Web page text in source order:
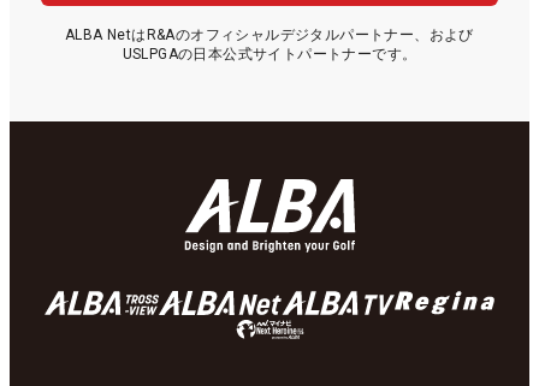
ALBA NetはR&Aのオフィシャルデジタルパートナー、および
USLPGAの日本公式サイトパートナーです。